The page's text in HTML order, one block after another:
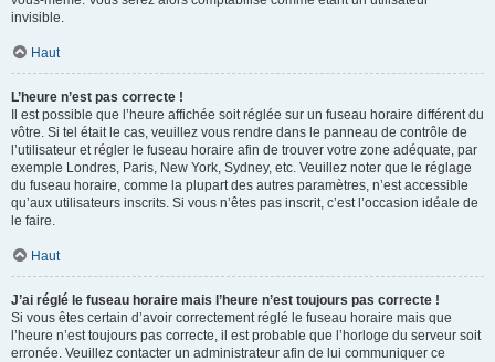
invisible.
Haut
L’heure n’est pas correcte !
Il est possible que l’heure affichée soit réglée sur un fuseau horaire différent du
vôtre. Si tel était le cas, veuillez vous rendre dans le panneau de contrôle de
l’utilisateur et régler le fuseau horaire afin de trouver votre zone adéquate, par
exemple Londres, Paris, New York, Sydney, etc. Veuillez noter que le réglage
du fuseau horaire, comme la plupart des autres paramètres, n’est accessible
qu’aux utilisateurs inscrits. Si vous n’êtes pas inscrit, c’est l’occasion idéale de
le faire.
Haut
J’ai réglé le fuseau horaire mais l’heure n’est toujours pas correcte !
Si vous êtes certain d’avoir correctement réglé le fuseau horaire mais que
l’heure n’est toujours pas correcte, il est probable que l’horloge du serveur soit
erronée. Veuillez contacter un administrateur afin de lui communiquer ce